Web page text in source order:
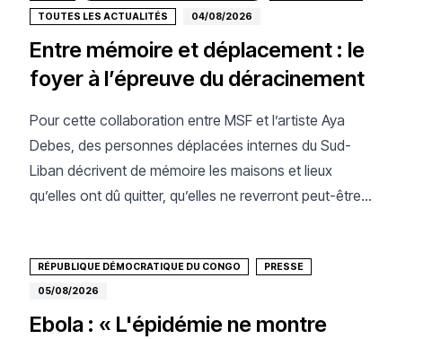
TOUTES LES ACTUALITÉS 04/08/2026
Entre mémoire et déplacement : le
foyer à l’épreuve du déracinement
Pour cette collaboration entre MSF et l’artiste Aya
Debes, des personnes déplacées internes du Sud-
Liban décrivent de mémoire les maisons et lieux
qu’elles ont dû quitter, qu’elles ne reverront peut-être
RÉPUBLIQUE DÉMOCRATIQUE DU CONGO PRESSE
05/08/2026
Ebola : « L'épidémie ne montre